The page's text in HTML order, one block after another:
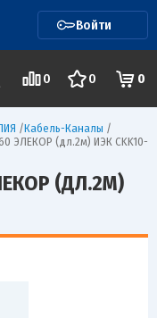
Войти
0 0 0
/Кабель-Каналы /
ЭЛЕКОР (дл.2м) ИЭК CKK10-
(ДЛ.2М)